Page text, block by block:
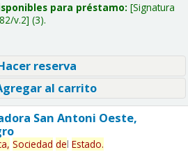
para préstamo: Signatura
v.2 (3).
reserva
al carrito
San Antoni Oeste,
Sociedad del Estado.